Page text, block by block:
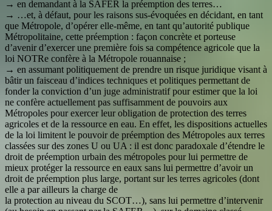
→ en demandant à la SAFER la préemption des terres…
→ …et, à défaut, pour les raisons sus-évoquées en décidant, en tant
que Métropole, d’opérer elle-même, en tant qu’autorité publique
Métropolitaine, cette préemption : façon concrète et porteuse
d’avenir d’exercer une première fois sa compétence agricole que la
loi NOTRe confère à la Métropole rouannaise ;
→ en assumant politiquement de prendre un risque juridique visant à
bâtir un faisceau d’indices techniques et politiques permettant de
fonder la conviction d’un juge administratif pour estimer que la loi
ne confère actuellement pas suffisamment de pouvoirs aux
Métropoles pour exercer leur obligation de protection des terres
agricoles et de la ressource en eau. En effet, les dispositions actuelles
de la loi limitent le pouvoir de préemption des Métropoles aux terres
classées sur des zones U ou UA : il est donc paradoxale d’étendre le
droit de préemption urbain des métropoles pour lui permettre de
mieux protéger la ressource en eaux sans lui permettre d’avoir un
droit de préemption plus large, portant sur les terres agricoles (dont
elle a par ailleurs la charge de
la protection au niveau du SCOT…), sans lui permettre d’intervenir